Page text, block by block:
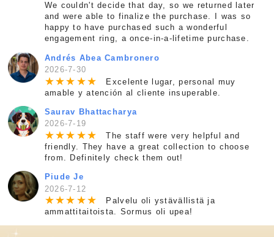
We couldn't decide that day, so we returned later
and were able to finalize the purchase. I was so
happy to have purchased such a wonderful
engagement ring, a once-in-a-lifetime purchase.
Andrés Abea Cambronero
2026-7-30
★★★ ★★
Excelente lugar, personal muy
amable y atención al cliente insuperable.
Saurav Bhattacharya
2026-7-19
★★★ ★★
The staff were very helpful and
friendly. They have a great collection to choose
from. Definitely check them out!
Piude Je
2026-7-12
★★★ ★★
Palvelu oli ystävällistä ja
ammattitaitoista. Sormus oli upea!